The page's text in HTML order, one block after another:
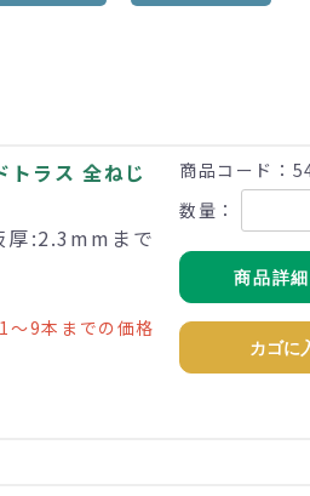
トラス 全ねじ
:2.3mmまで
～9本までの価格
商品コード：
数量：
商品詳
カゴに